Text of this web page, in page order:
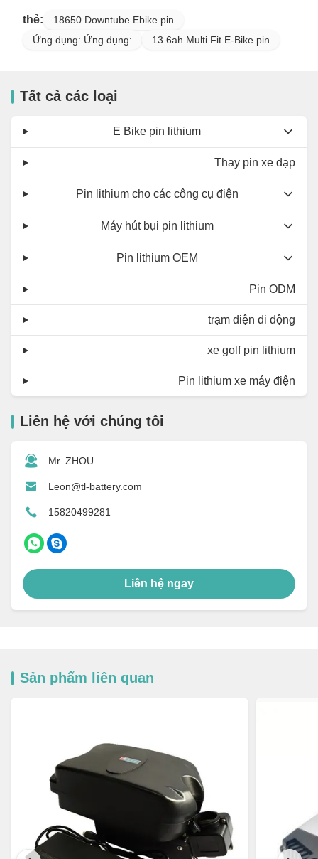
thẻ:
18650 Downtube Ebike pin
Ứng dụng: Ứng dụng:
13.6ah Multi Fit E-Bike pin
Tất cả các loại
E Bike pin lithium
Thay pin xe đạp
Pin lithium cho các công cụ điện
Máy hút bụi pin lithium
Pin lithium OEM
Pin ODM
trạm điện di động
xe golf pin lithium
Pin lithium xe máy điện
Liên hệ với chúng tôi
Mr. ZHOU
Leon@tl-battery.com
15820499281
Liên hệ ngay
Sản phẩm liên quan